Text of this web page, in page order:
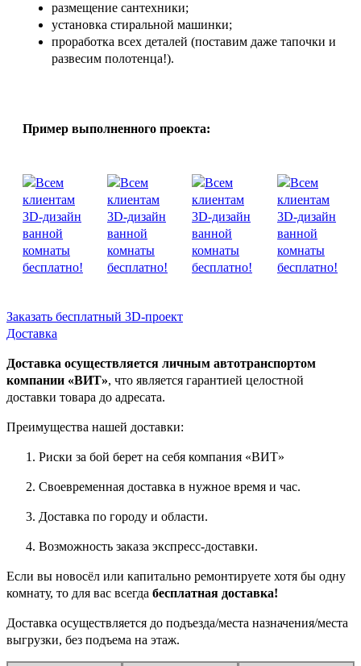
размещение сантехники;
установка стиральной машинки;
проработка всех деталей (поставим даже тапочки и
развесим полотенца!).
Пример выполненного проекта:
Заказать бесплатный 3D-проект
Доставка
Доставка осуществляется личным автотранспортом
компании «ВИТ», что является гарантией целостной
доставки товара до адресата.
Преимущества нашей доставки:
Риски за бой берет на себя компания «ВИТ»
Своевременная доставка в нужное время и час.
Доставка по городу и области.
Возможность заказа экспресс-доставки.
Если вы новосёл или капитально ремонтируете хотя бы одну
комнату, то для вас всегда бесплатная доставка!
Доставка осуществляется до подъезда/места назначения/места
выгрузки, без подъема на этаж.